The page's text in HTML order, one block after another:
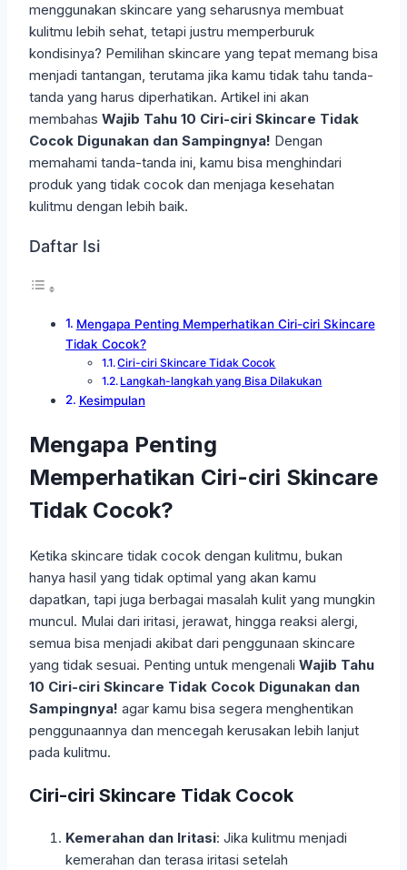
menggunakan skincare yang seharusnya membuat
kulitmu lebih sehat, tetapi justru memperburuk
kondisinya? Pemilihan skincare yang tepat memang bisa
menjadi tantangan, terutama jika kamu tidak tahu tanda-
tanda yang harus diperhatikan. Artikel ini akan
membahas Wajib Tahu 10 Ciri-ciri Skincare Tidak
Cocok Digunakan dan Sampingnya! Dengan
memahami tanda-tanda ini, kamu bisa menghindari
produk yang tidak cocok dan menjaga kesehatan
kulitmu dengan lebih baik.
Daftar Isi
Mengapa Penting Memperhatikan Ciri-ciri Skincare
Tidak Cocok?
Ciri-ciri Skincare Tidak Cocok
Langkah-langkah yang Bisa Dilakukan
Kesimpulan
Mengapa Penting
Memperhatikan Ciri-ciri Skincare
Tidak Cocok?
Ketika skincare tidak cocok dengan kulitmu, bukan
hanya hasil yang tidak optimal yang akan kamu
dapatkan, tapi juga berbagai masalah kulit yang mungkin
muncul. Mulai dari iritasi, jerawat, hingga reaksi alergi,
semua bisa menjadi akibat dari penggunaan skincare
yang tidak sesuai. Penting untuk mengenali Wajib Tahu
10 Ciri-ciri Skincare Tidak Cocok Digunakan dan
Sampingnya! agar kamu bisa segera menghentikan
penggunaannya dan mencegah kerusakan lebih lanjut
pada kulitmu.
Ciri-ciri Skincare Tidak Cocok
Kemerahan dan Iritasi: Jika kulitmu menjadi
kemerahan dan terasa iritasi setelah